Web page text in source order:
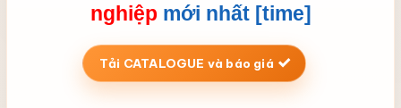
nghiệpmới nhất [time]
Tải CATALOGUE và báo giá